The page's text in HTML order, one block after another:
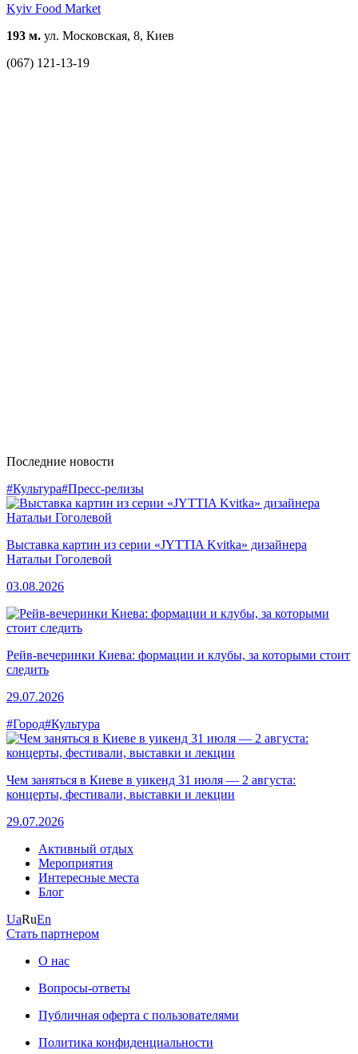
Kyiv Food Market
193 м. ул. Московская, 8, Киев
(067) 121-13-19
Последние новости
#Культура#Пресс-релизы
Выставка картин из серии «JYTTIA Kvitka» дизайнера
Натальи Гоголевой
03.08.2026
Рейв-вечеринки Киева: формации и клубы, за которыми стоит
следить
29.07.2026
#Город#Культура
Чем заняться в Киеве в уикенд 31 июля — 2 августа:
концерты, фестивали, выставки и лекции
29.07.2026
Активный отдых
Мероприятия
Интересные места
Блог
UaRuEn
Стать партнером
О нас
Вопросы-ответы
Публичная оферта с пользователями
Политика конфиденциальности